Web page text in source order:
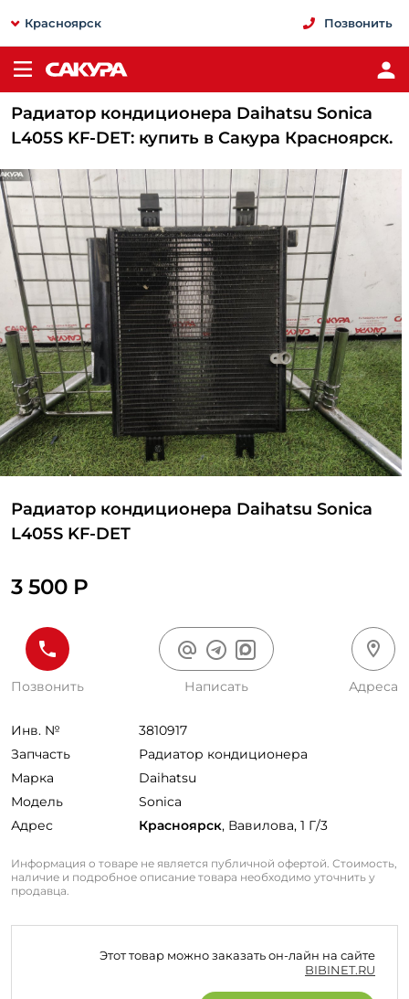
Красноярск Позвонить
Радиатор кондиционера Daihatsu Sonica
L405S KF-DET: купить в Сакура Красноярск.
Радиатор кондиционера Daihatsu Sonica
L405S KF-DET
3 500 Р
Позвонить Написать Адреса
Инв. №
3810917
Запчасть
Радиатор кондиционера
Марка
Daihatsu
Модель
Sonica
Адрес
Красноярск, Вавилова, 1 Г/3
Информация о товаре не является публичной офертой. Стоимость,
наличие и подробное описание товара необходимо уточнить у
продавца.
Этот товар можно заказать он-лайн на сайте
BIBINET.RU